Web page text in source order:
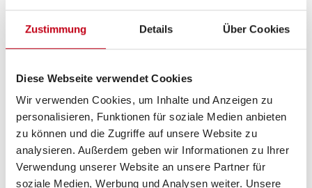
Zustimmung Details Über Cookies
Diese Webseite verwendet Cookies
Wir verwenden Cookies, um Inhalte und Anzeigen zu
personalisieren, Funktionen für soziale Medien anbieten
zu können und die Zugriffe auf unsere Website zu
analysieren. Außerdem geben wir Informationen zu Ihrer
Verwendung unserer Website an unsere Partner für
soziale Medien, Werbung und Analysen weiter. Unsere
Schlafplätze 5
Infrastruktur WC
Tag